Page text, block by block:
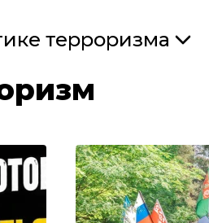
терроризма